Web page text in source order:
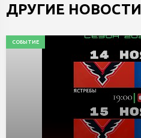
ДРУГИЕ НОВОСТИ
СОБЫТИЕ